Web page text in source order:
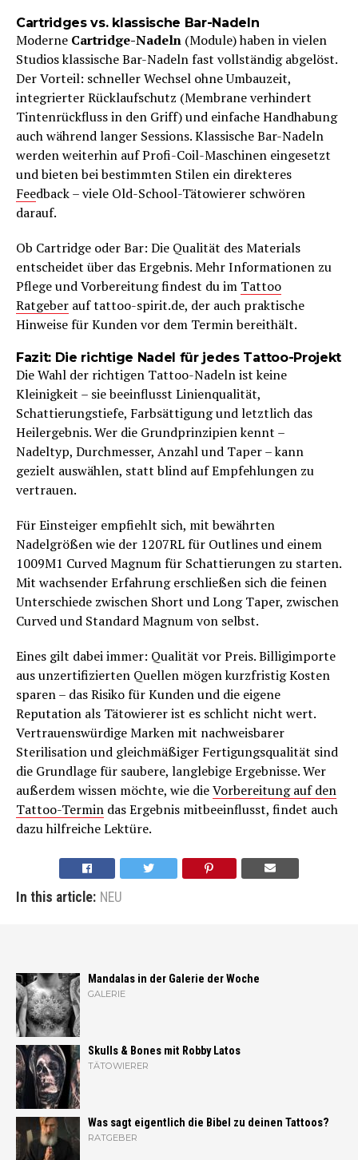
Cartridges vs. klassische Bar-Nadeln
Moderne Cartridge-Nadeln (Module) haben in vielen
Studios klassische Bar-Nadeln fast vollständig abgelöst.
Der Vorteil: schneller Wechsel ohne Umbauzeit,
integrierter Rücklaufschutz (Membrane verhindert
Tintenrückfluss in den Griff) und einfache Handhabung
auch während langer Sessions. Klassische Bar-Nadeln
werden weiterhin auf Profi-Coil-Maschinen eingesetzt
und bieten bei bestimmten Stilen ein direkteres
Feedback – viele Old-School-Tätowierer schwören
darauf.
Ob Cartridge oder Bar: Die Qualität des Materials
entscheidet über das Ergebnis. Mehr Informationen zu
Pflege und Vorbereitung findest du im Tattoo
Ratgeber auf tattoo-spirit.de, der auch praktische
Hinweise für Kunden vor dem Termin bereithält.
Fazit: Die richtige Nadel für jedes Tattoo-Projekt
Die Wahl der richtigen Tattoo-Nadeln ist keine
Kleinigkeit – sie beeinflusst Linienqualität,
Schattierungstiefe, Farbsättigung und letztlich das
Heilergebnis. Wer die Grundprinzipien kennt –
Nadeltyp, Durchmesser, Anzahl und Taper – kann
gezielt auswählen, statt blind auf Empfehlungen zu
vertrauen.
Für Einsteiger empfiehlt sich, mit bewährten
Nadelgrößen wie der 1207RL für Outlines und einem
1009M1 Curved Magnum für Schattierungen zu starten.
Mit wachsender Erfahrung erschließen sich die feinen
Unterschiede zwischen Short und Long Taper, zwischen
Curved und Standard Magnum von selbst.
Eines gilt dabei immer: Qualität vor Preis. Billigimporte
aus unzertifizierten Quellen mögen kurzfristig Kosten
sparen – das Risiko für Kunden und die eigene
Reputation als Tätowierer ist es schlicht nicht wert.
Vertrauenswürdige Marken mit nachweisbarer
Sterilisation und gleichmäßiger Fertigungsqualität sind
die Grundlage für saubere, langlebige Ergebnisse. Wer
außerdem wissen möchte, wie dieVorbereitung auf den
Tattoo-Termin das Ergebnis mitbeeinflusst, findet auch
dazu hilfreiche Lektüre.
In this article: NEU
Mandalas in der Galerie der Woche
GALERIE
Skulls & Bones mit Robby Latos
TÄTOWIERER
Was sagt eigentlich die Bibel zu deinen Tattoos?
RATGEBER